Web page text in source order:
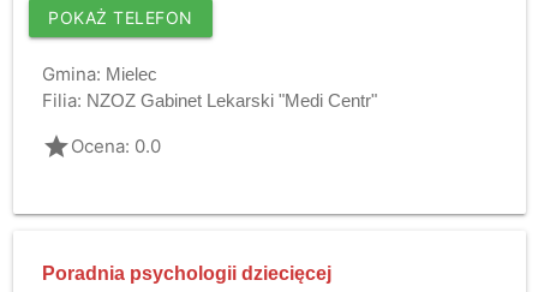
POKAŻ TELEFON
Gmina: Mielec
Filia: NZOZ Gabinet Lekarski "Medi Centr"
gradeOcena: 0.0
Poradnia psychologii dziecięcej